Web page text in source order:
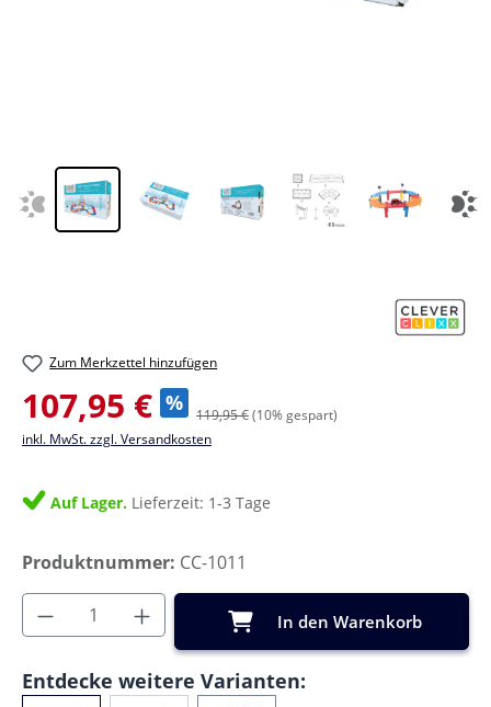
Zum Merkzettel hinzufügen
Verkaufspreis:
107,95 € % 119,95 €(10% gespart)
inkl. MwSt. zzgl. Versandkosten
Auf Lager. Lieferzeit: 1-3 Tage
Produktnummer: CC-1011
Produkt Anzahl: Gib den gewünschten
In den Warenkorb
Entdecke weitere Varianten: